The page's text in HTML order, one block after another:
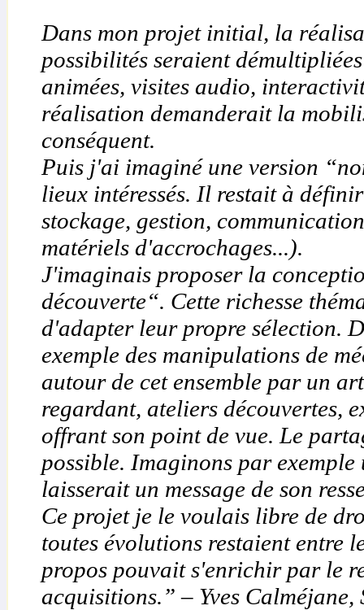
Dans mon projet initial, la
possibilités seraient
animées, visites audio,
réalisation demanderait la
conséquent.
Puis j'ai imaginé une version
lieux intéressés. Il restait à
stockage, gestion,
matériels d'accrochages...).
J'imaginais proposer la
découverte“. Cette richesse
d'adapter leur propre sélection.
exemple des manipulations de
autour de cet ensemble par un
regardant, ateliers découvertes,
offrant son point de vue. Le
possible. Imaginons par
laisserait un message de son
Ce projet je le voulais libre de
toutes évolutions restaient entre
propos pouvait s'enrichir par le
acquisitions.” – Yves